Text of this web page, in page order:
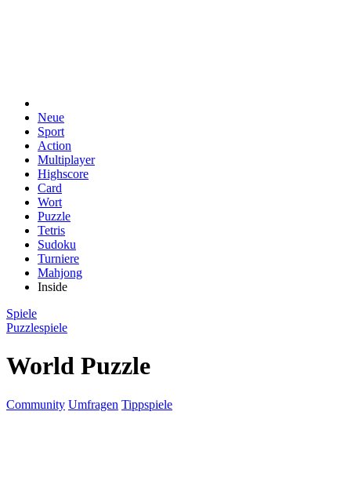
Neue
Sport
Action
Multiplayer
Highscore
Card
Wort
Puzzle
Tetris
Sudoku
Turniere
Mahjong
Inside
Spiele
Puzzlespiele
World Puzzle
Community Umfragen Tippspiele